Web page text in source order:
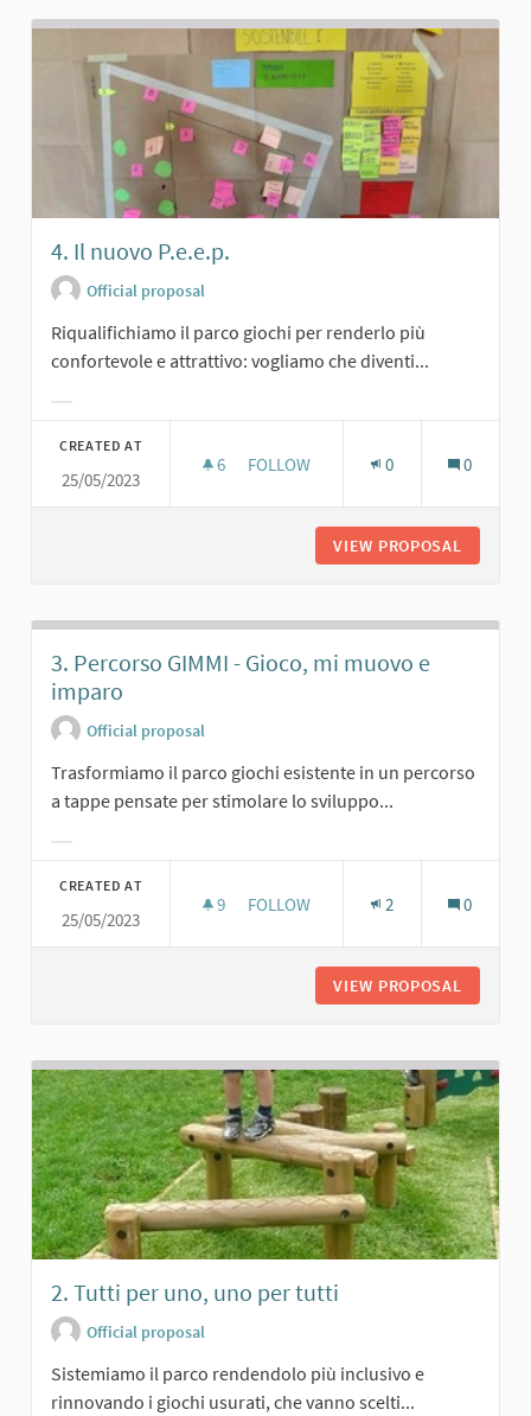
4. Il nuovo P.e.e.p.
Official proposal
Riqualifichiamo il parco giochi per renderlo più
confortevole e attrattivo: vogliamo che diventi...
CREATED AT
25/05/2023
6 6 FOLLOWERS
FOLLOW 0 0
VIEW PROPOSAL
3. Percorso GIMMI - Gioco, mi muovo e
imparo
Official proposal
Trasformiamo il parco giochi esistente in un percorso
a tappe pensate per stimolare lo sviluppo...
CREATED AT
25/05/2023
9 9 FOLLOWERS
FOLLOW 2 0
VIEW PROPOSAL
2. Tutti per uno, uno per tutti
Official proposal
Sistemiamo il parco rendendolo più inclusivo e
rinnovando i giochi usurati, che vanno scelti...